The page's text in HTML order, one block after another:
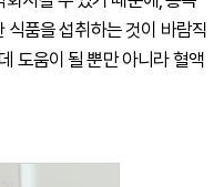
식품을 섭취하는 것이 바람직
도움이 될 뿐만 아니라 혈액